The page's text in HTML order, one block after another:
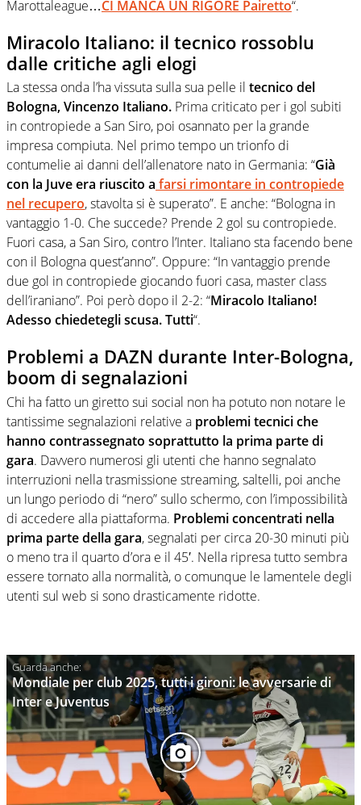
Marottaleague…CI MANCA UN RIGORE Pairetto“.
Miracolo Italiano: il tecnico rossoblu
dalle critiche agli elogi
La stessa onda l’ha vissuta sulla sua pelle il tecnico del
Bologna, Vincenzo Italiano. Prima criticato per i gol subiti
in contropiede a San Siro, poi osannato per la grande
impresa compiuta. Nel primo tempo un trionfo di
contumelie ai danni dell’allenatore nato in Germania: “Già
con la Juve era riuscito a farsi rimontare in contropiede
nel recupero, stavolta si è superato”. E anche: “Bologna in
vantaggio 1-0. Che succede? Prende 2 gol su contropiede.
Fuori casa, a San Siro, contro l’Inter. Italiano sta facendo bene
con il Bologna quest’anno”. Oppure: “In vantaggio prende
due gol in contropiede giocando fuori casa, master class
dell’iraniano”. Poi però dopo il 2-2: “Miracolo Italiano!
Adesso chiedetegli scusa. Tutti“.
Problemi a DAZN durante Inter-Bologna,
boom di segnalazioni
Chi ha fatto un giretto sui social non ha potuto non notare le
tantissime segnalazioni relative a problemi tecnici che
hanno contrassegnato soprattutto la prima parte di
gara. Davvero numerosi gli utenti che hanno segnalato
interruzioni nella trasmissione streaming, saltelli, poi anche
un lungo periodo di “nero” sullo schermo, con l’impossibilità
di accedere alla piattaforma. Problemi concentrati nella
prima parte della gara, segnalati per circa 20-30 minuti più
o meno tra il quarto d’ora e il 45′. Nella ripresa tutto sembra
essere tornato alla normalità, o comunque le lamentele degli
utenti sul web si sono drasticamente ridotte.
Mondiale per club 2025, tutti i gironi: le avversarie di
Inter e Juventus